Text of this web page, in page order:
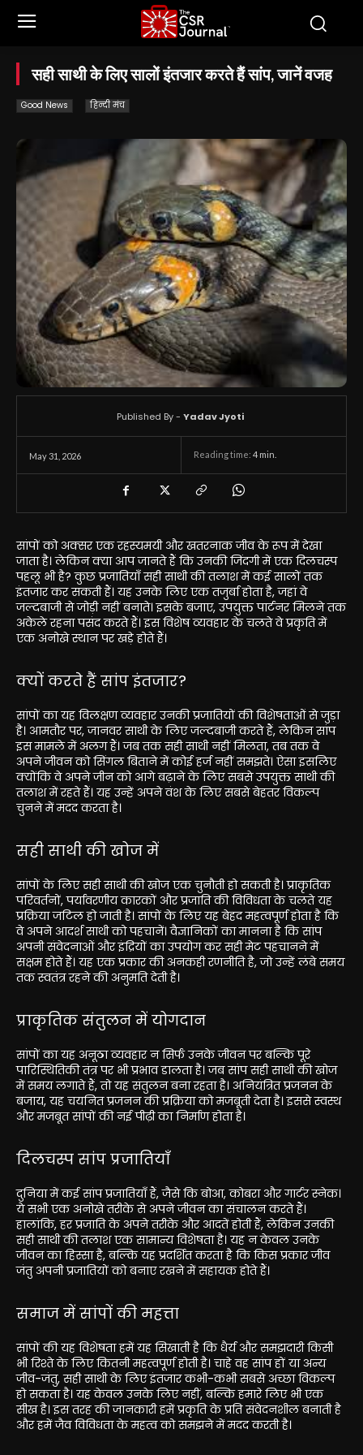
सही साथी के लिए सालों इंतजार करते हैं सांप, जानें वजह
Good News हिन्दी मंच
May 31, 2026 Reading time: 4 min.
Published By - Yadav Jyoti
सांपों को अक्सर एक रहस्यमयी और खतरनाक जीव के रूप में देखा
जाता है। लेकिन क्या आप जानते हैं कि उनकी जिंदगी में एक दिलचस्प
पहलू भी है? कुछ प्रजातियाँ सही साथी की तलाश में कई सालों तक
इंतजार कर सकती हैं। यह उनके लिए एक तजुर्बा होता है, जहां वे
जल्दबाजी से जोड़ी नहीं बनाते। इसके बजाए, उपयुक्त पार्टनर मिलने तक
अकेले रहना पसंद करते हैं। इस विशेष व्यवहार के चलते वे प्रकृति में
एक अनोखे स्थान पर खड़े होते हैं।
क्यों करते हैं सांप इंतजार?
सांपों का यह विलक्षण व्यवहार उनकी प्रजातियों की विशेषताओं से जुड़ा
है। आमतौर पर, जानवर साथी के लिए जल्दबाजी करते हैं, लेकिन सांप
इस मामले में अलग हैं। जब तक सही साथी नहीं मिलता, तब तक वे
अपने जीवन को सिंगल बिताने में कोई हर्ज नहीं समझते। ऐसा इसलिए
क्योंकि वे अपने जीन को आगे बढ़ाने के लिए सबसे उपयुक्त साथी की
तलाश में रहते हैं। यह उन्हें अपने वंश के लिए सबसे बेहतर विकल्प
चुनने में मदद करता है।
सही साथी की खोज में
सांपों के लिए सही साथी की खोज एक चुनौती हो सकती है। प्राकृतिक
परिवर्तनों, पर्यावरणीय कारकों और प्रजाति की विविधता के चलते यह
प्रक्रिया जटिल हो जाती है। सांपों के लिए यह बेहद महत्वपूर्ण होता है कि
वे अपने आदर्श साथी को पहचानें। वैज्ञानिकों का मानना है कि सांप
अपनी संवेदनाओं और इंद्रियों का उपयोग कर सही मेट पहचानने में
सक्षम होते हैं। यह एक प्रकार की अनकही रणनीति है, जो उन्हें लंबे समय
तक स्वतंत्र रहने की अनुमति देती है।
प्राकृतिक संतुलन में योगदान
सांपों का यह अनूठा व्यवहार न सिर्फ उनके जीवन पर बल्कि पूरे
पारिस्थितिकी तंत्र पर भी प्रभाव डालता है। जब सांप सही साथी की खोज
में समय लगाते हैं, तो यह संतुलन बना रहता है। अनियंत्रित प्रजनन के
बजाय, यह चयनित प्रजनन की प्रक्रिया को मजबूती देता है। इससे स्वस्थ
और मजबूत सांपों की नई पीढ़ी का निर्माण होता है।
दिलचस्प सांप प्रजातियाँ
दुनिया में कई सांप प्रजातियाँ हैं, जैसे कि बोआ, कोबरा और गार्टर स्नेक।
ये सभी एक अनोखे तरीके से अपने जीवन का संचालन करते हैं।
हालांकि, हर प्रजाति के अपने तरीके और आदतें होती हैं, लेकिन उनकी
सही साथी की तलाश एक सामान्य विशेषता है। यह न केवल उनके
जीवन का हिस्सा है, बल्कि यह प्रदर्शित करता है कि किस प्रकार जीव
जंतु अपनी प्रजातियों को बनाए रखने में सहायक होते हैं।
समाज में सांपों की महत्ता
सांपों की यह विशेषता हमें यह सिखाती है कि धैर्य और समझदारी किसी
भी रिश्ते के लिए कितनी महत्वपूर्ण होती है। चाहे वह सांप हों या अन्य
जीव-जंतु, सही साथी के लिए इंतजार कभी-कभी सबसे अच्छा विकल्प
हो सकता है। यह केवल उनके लिए नहीं, बल्कि हमारे लिए भी एक
सीख है। इस तरह की जानकारी हमें प्रकृति के प्रति संवेदनशील बनाती है
और हमें जैव विविधता के महत्व को समझने में मदद करती है।